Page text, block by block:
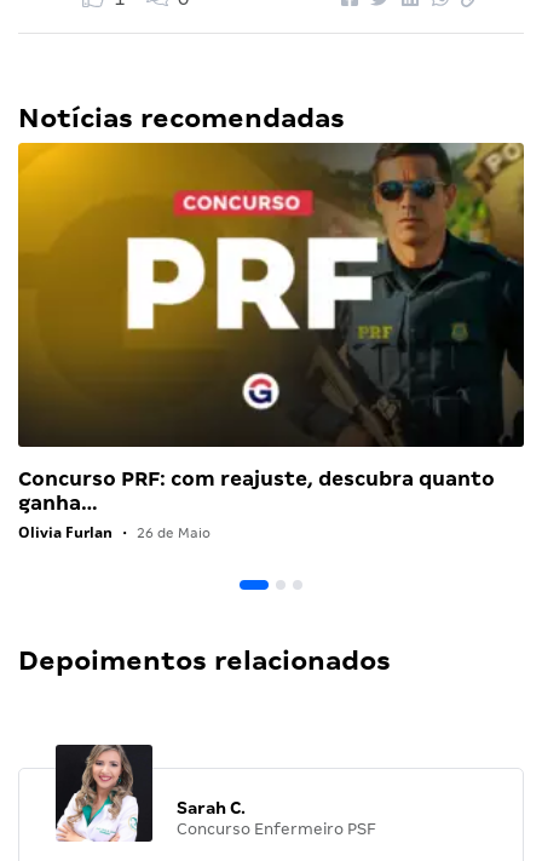
Notícias recomendadas
Concurso PRF: com reajuste, descubra quanto
ganha…
Olivia Furlan • 26 de Maio
Depoimentos relacionados
Sarah C.
Concurso Enfermeiro PSF